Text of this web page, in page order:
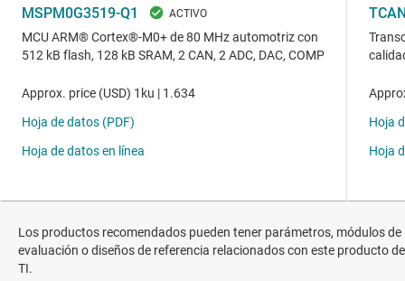
Los productos recomendados pueden tener parámetros, módulos de
evaluación o diseños de referencia relacionados con este producto de
TI.